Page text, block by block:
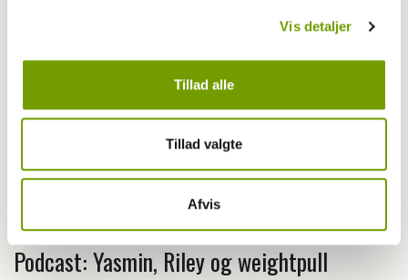
Vis detaljer
Tillad alle
Tillad valgte
Afvis
Podcast: Yasmin, Riley og weightpull